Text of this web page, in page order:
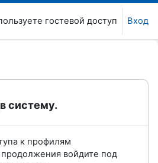
гостевой доступ Вход
систему.
к профилям
войдите под